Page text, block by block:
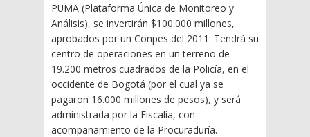
PUMA (Plataforma Única de Monitoreo y
Análisis), se invertirán $100.000 millones,
aprobados por un Conpes del 2011. Tendrá su
centro de operaciones en un terreno de
19.200 metros cuadrados de la Policía, en el
occidente de Bogotá (por el cual ya se
pagaron 16.000 millones de pesos), y será
administrada por la Fiscalía, con
acompañamiento de la Procuraduría.